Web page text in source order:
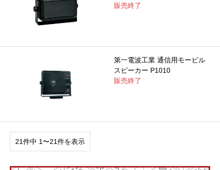
販売終了
第一電波工業 通信用モービル
スピーカー P1010
販売終了
21件中 1〜21件を表示